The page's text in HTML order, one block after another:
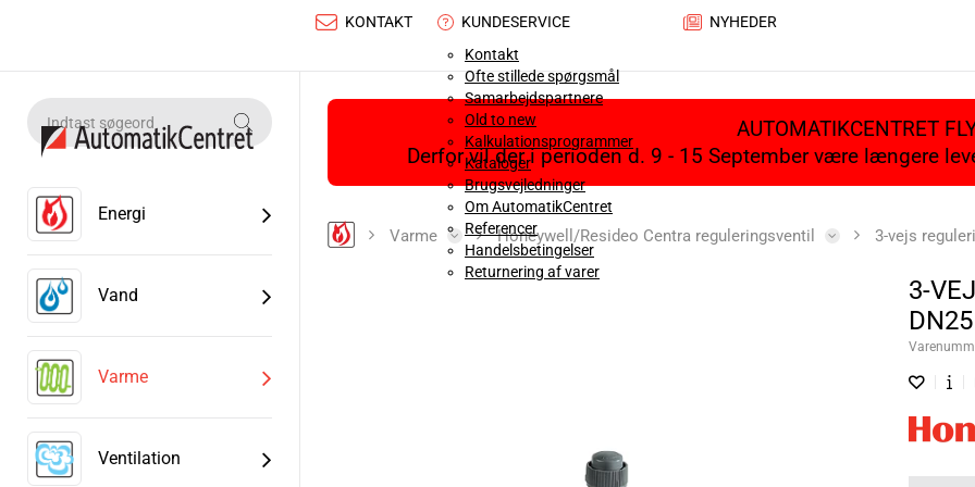
KONTAKT
KUNDESERVICE
Kontakt
Ofte stillede spørgsmål
Samarbejdspartnere
Old to new
Kalkulationsprogrammer
Kataloger
Brugsvejledninger
Om AutomatikCentret
Referencer
Handelsbetingelser
Returnering af varer
NYHEDER
Energi
Vand
Varme
Ventilation
AUTOMATIKCENTRET
Derfor vil der i perioden d. 9 - 15 September være længere
Varme Honeywell/Resideo Centra reguleringsventil 3-vejs
3-